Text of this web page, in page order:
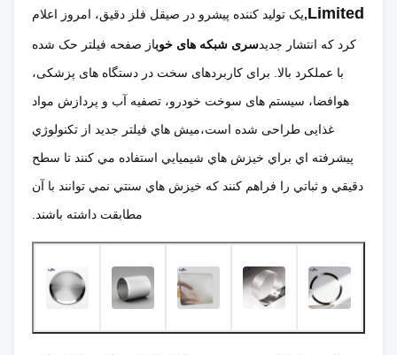
Limited
,یک تولید کننده پیشرو در صیقل فلز دقیق، امروز اعلام
کرد که انتشار جدید سری شبکه های خوباز صفحه فیلتر حک شده
با عملکرد بالا. برای کاربردهای سخت در دستگاه های پزشکی،
هوافضا، سیستم های سوخت خودرو، تصفیه آب و پردازش مواد
غذایی طراحی شده است،ميش هاي فيلتر جديد از تکنولوژي
پيشرفته اي براي خيزش هاي شيميايي استفاده مي کنند تا سطح
دقيقي و ثباتي را فراهم کنند که خيزش هاي سنتي نمي توانند با آن
مطابقت داشته باشند.